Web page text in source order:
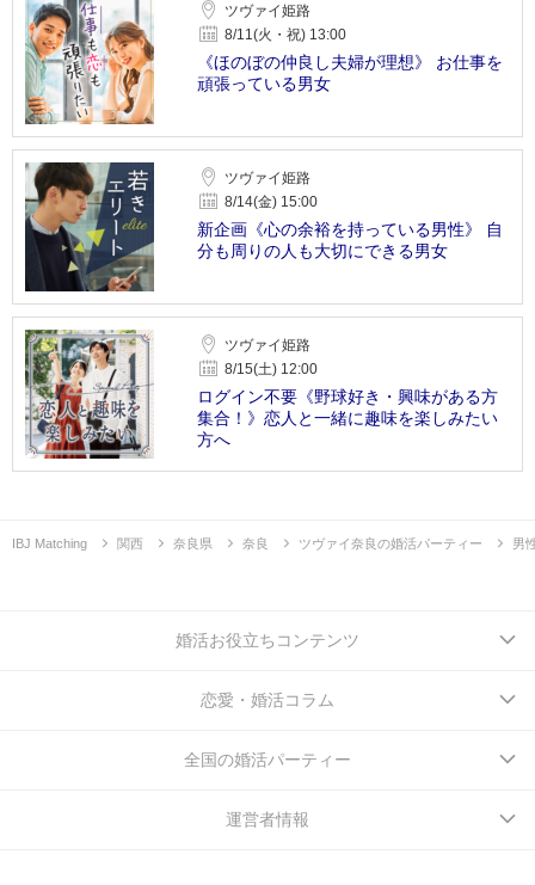
ツヴァイ姫路
8/11(火・祝) 13:00
《ほのぼの仲良し夫婦が理想》 お仕事を
頑張っている男女
ツヴァイ姫路
8/14(金) 15:00
新企画《心の余裕を持っている男性》 自
分も周りの人も大切にできる男女
ツヴァイ姫路
8/15(土) 12:00
ログイン不要《野球好き・興味がある方
集合！》恋人と一緒に趣味を楽しみたい
方へ
IBJ Matching 関西 奈良県 奈良 ツヴァイ奈良の婚活パーティー 男
婚活お役立ちコンテンツ
恋愛・婚活コラム
全国の婚活パーティー
運営者情報